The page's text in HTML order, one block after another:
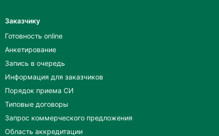
Заказчику
Готовность online
Анкетирование
Запись в очередь
Информация для заказчиков
Порядок приема СИ
Типовые договоры
Запрос коммерческого предложения
Область аккредитации